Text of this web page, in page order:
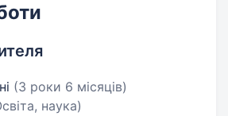
(3 роки 6 місяців)
наука)